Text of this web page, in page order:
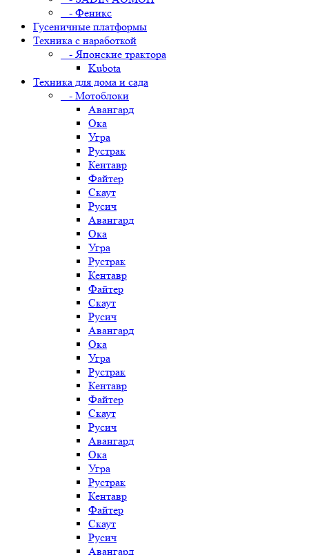
- Феникс
Гусеничные платформы
Техника с наработкой
- Японские трактора
Kubota
Техника для дома и сада
- Мотоблоки
Авангард
Ока
Угра
Рустрак
Кентавр
Файтер
Скаут
Русич
Авангард
Ока
Угра
Рустрак
Кентавр
Файтер
Скаут
Русич
Авангард
Ока
Угра
Рустрак
Кентавр
Файтер
Скаут
Русич
Авангард
Ока
Угра
Рустрак
Кентавр
Файтер
Скаут
Русич
Авангард